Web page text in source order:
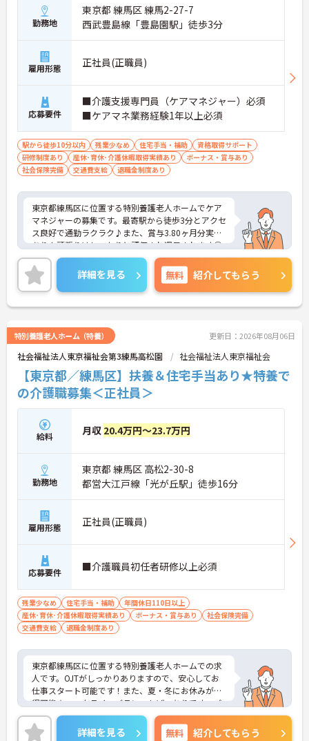
勤務地
東京都 練馬区 練馬2-27-7
西武豊島線「豊島園駅」徒歩3分
雇用形態 正社員(正職員)
応募要件
■介護支援専門員（ケアマネジャー）必須
■ケアマネ業務経験1年以上必須
駅から徒歩10分以内 残業少なめ 住宅手当・補助
資格取得サポート
研修制度あり
産休･育休･介護休暇取得実績あり
ボーナス・賞与あり
社会保険完備
交通費支給 退職金制度あり
東京都練馬区に位置する特別養護老人ホームでケア
マネジャーの募集です。最寄駅から徒歩3分とアクセ
ス良好で通勤ラクラク♪また、賞与3.80ヶ月分実績
あり！頑張りはしっかりと評価され還元されます◎
ご興味のある方はご面接のポイントお伝えしますの
でご気軽にお問い合わせください。
詳細を見る 無料 紹介してもらう
特別養護老人ホーム（特養） 更新日：2026年08月06日
社会福祉法人東京福祉会第3練馬高松園 社会福祉法人東京福祉会
【東京都／練馬区】扶養＆住宅手当あり★特養で
の介護職募集＜正社員＞
給料 月収 20.4万円～23.7万円
勤務地
東京都 練馬区 高松2-30-8
都営大江戸線「光が丘駅」徒歩16分
雇用形態 正社員(正職員)
応募要件 ■介護職員初任者研修以上必須
残業少なめ 住宅手当・補助
年間休日110日以上
産休･育休･介護休暇取得実績あり
ボーナス・賞与あり
社会保険完備
交通費支給
退職金制度あり
東京都練馬区に位置する特別養護老人ホームでの求
人です。OJTがしっかりありますので、安心してお
仕事スタート可能です！また、夏・冬にお休みが取
得可能★ワークライフバランスもばっちりです。ご
興味のある方には、面接対策ポイントなど、さらに
詳細をご案内しますのでお気軽にご相談ください！
詳細を見る 無料 紹介してもらう